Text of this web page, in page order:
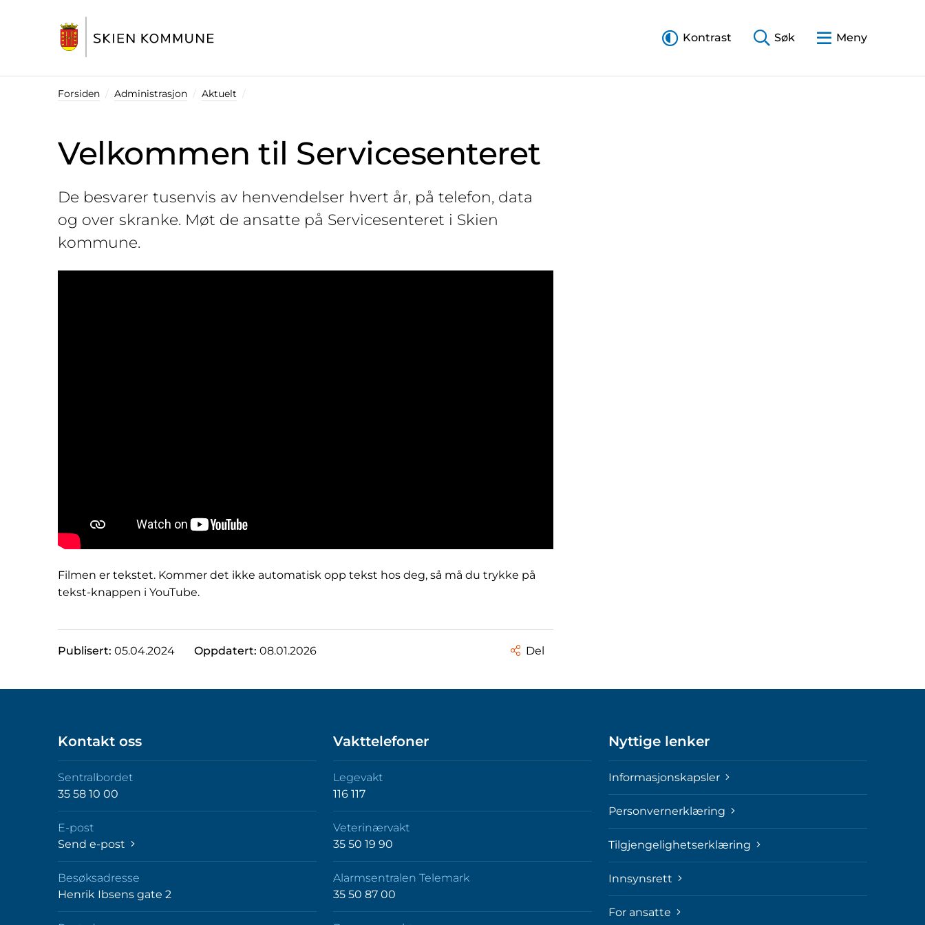
Kontrast Søk Meny
Forsiden Administrasjon Aktuelt
Velkommen til Servicesenteret
De besvarer tusenvis av henvendelser hvert år, på telefon, data
og over skranke. Møt de ansatte på Servicesenteret i Skien
kommune.
Filmen er tekstet. Kommer det ikke automatisk opp tekst hos deg, så må du trykke på
tekst-knappen i YouTube.
Publisert: 05.04.2024 Oppdatert: 08.01.2026 Del
Kontakt oss
Sentralbordet
35 58 10 00
E-post
Send e-post
Besøksadresse
Henrik Ibsens gate 2
Vakttelefoner
Legevakt
116 117
Veterinærvakt
35 50 19 90
Alarmsentralen Telemark
35 50 87 00
Nyttige lenker
Informasjonskapsler
Personvernerklæring
Tilgjengelighetserklæring
Innsynsrett
For ansatte